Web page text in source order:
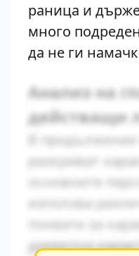
раница и
много
да не ги
Анализ на
действащи
В продължение
разкриват
основните
използва
похвати за
директна